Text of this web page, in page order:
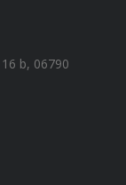
b, 06790